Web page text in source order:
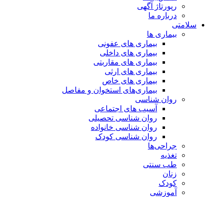
رپورتاژ آگهی
درباره ما
سلامتی
بیماری ها
بیماری های عفونی
بیماری های داخلی
بیماری های مقاربتی
بیماری های ارثی
بیماری های خاص
بیماری‌های استخوان و مفاصل
روان شناسی
آسیب های اجتماعی
روان شناسی تحصیلی
روان شناسی خانواده
روان شناسی کودک
جراحی‌ها
تغذیه
طب سنتی
زنان
کودک
آموزشی